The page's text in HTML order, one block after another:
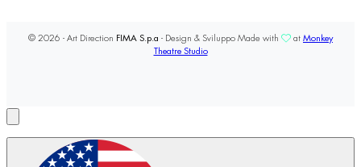
© 2026 - Art Direction FIMA S.p.a - Design & Sviluppo Made with at Monkey
Theatre Studio